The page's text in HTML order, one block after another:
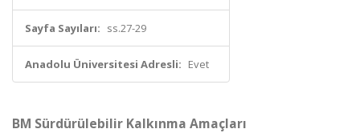
Sayfa Sayıları: ss.27-29
Anadolu Üniversitesi Adresli: Evet
BM Sürdürülebilir Kalkınma Amaçları